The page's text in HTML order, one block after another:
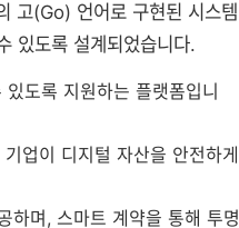
고(Go) 언어로 구현된 시스템
있도록 설계되었습니다.
도록 지원하는 플랫폼입니
업이 디지털 자산을 안전하게
하며, 스마트 계약을 통해 투명